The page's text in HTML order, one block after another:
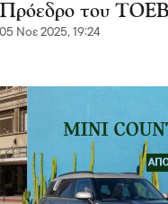
Πρόεδρο του
05 Νοε 2025, 19:24